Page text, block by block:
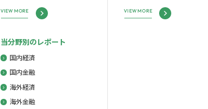
VIEW MORE
当分野別のレポート
国内経済
国内金融
海外経済
海外金融
VIEW MORE